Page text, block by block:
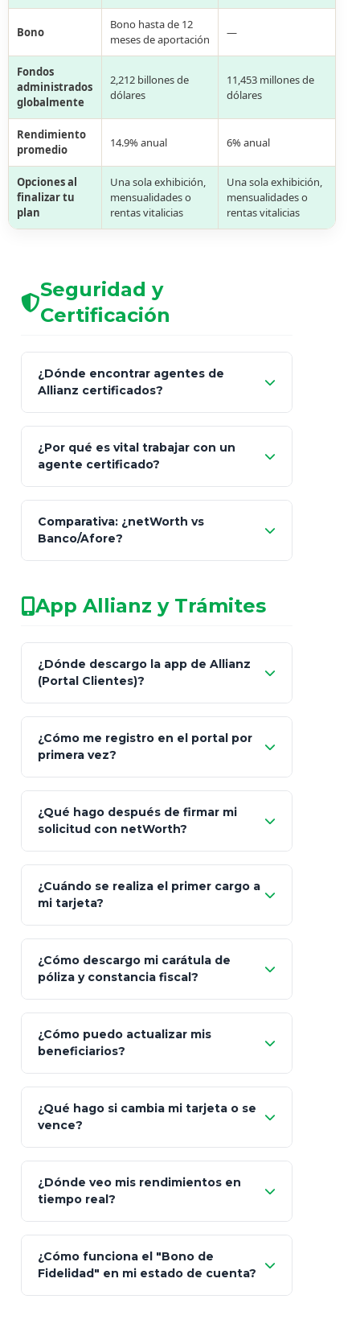
Bono
Bono hasta de 12
meses de aportación
—
Fondos
administrados
globalmente
2,212 billones de
dólares
11,453 millones de
dólares
Rendimiento
promedio
14.9% anual 6% anual
Opciones al
finalizar tu
plan
Una sola exhibición,
mensualidades o
rentas vitalicias
Una sola exhibición,
mensualidades o
rentas vitalicias
Seguridad y
Certificación
¿Dónde encontrar agentes de
Allianz certificados?
Seguros y Fianzas (CNSF)
netWorth
patrimonio con asesores informales en
redes sociales.
¿Por qué es vital trabajar con un
agente certificado?
consultor técnico
legalmente facultado
Comparativa: ¿netWorth vs
Banco/Afore?
Característica netWorth (Certificado)
Fiscalidad Estrategia Art. 151 / 93
App Allianz y Trámites
¿Dónde descargo la app de Allianz
(Portal Clientes)?
Client"
App Store (iOS) Google Play
¿Cómo me registro en el portal por
primera vez?
Bienvenida
"¿Aún no tienes cuenta?
Regístrate"
¿Qué hago después de firmar mi
solicitud con netWorth?
¿Cuándo se realiza el primer cargo a
mi tarjeta?
¿Cómo descargo mi carátula de
póliza y constancia fiscal?
"Mis Pólizas" > "Documentos"
¿Cómo puedo actualizar mis
beneficiarios?
¿Qué hago si cambia mi tarjeta o se
vence?
"Link
de Cobro Seguro"
¿Dónde veo mis rendimientos en
tiempo real?
¿Cómo funciona el "Bono de
Fidelidad" en mi estado de cuenta?